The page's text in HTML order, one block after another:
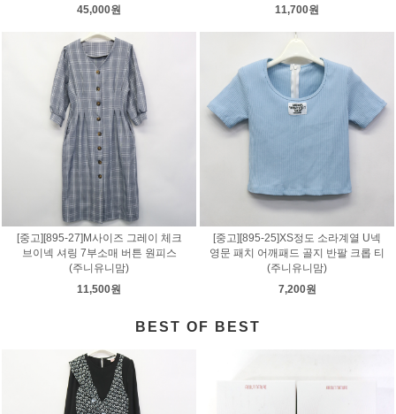
45,000원
11,700원
[중고][895-27]M사이즈 그레이 체크
브이넥 셔링 7부소매 버튼 원피스
(주니유니맘)
11,500원
[중고][895-25]XS정도 소라계열 U넥
영문 패치 어깨패드 골지 반팔 크롭 티
(주니유니맘)
7,200원
BEST OF BEST